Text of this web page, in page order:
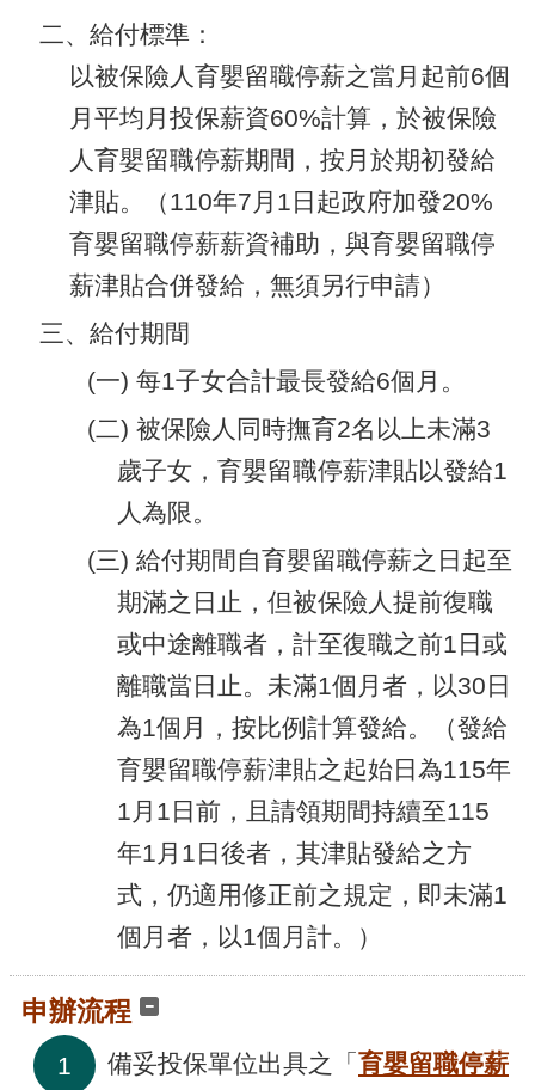
二、給付標準：
以被保險人育嬰留職停薪之當月起前6個
月平均月投保薪資60%計算，於被保險
人育嬰留職停薪期間，按月於期初發給
津貼。（110年7月1日起政府加發20%
育嬰留職停薪薪資補助，與育嬰留職停
薪津貼合併發給，無須另行申請）
三、給付期間
(一) 每1子女合計最長發給6個月。
(二) 被保險人同時撫育2名以上未滿3
歲子女，育嬰留職停薪津貼以發給1
人為限。
(三) 給付期間自育嬰留職停薪之日起至
期滿之日止，但被保險人提前復職
或中途離職者，計至復職之前1日或
離職當日止。未滿1個月者，以30日
為1個月，按比例計算發給。（發給
育嬰留職停薪津貼之起始日為115年
1月1日前，且請領期間持續至115
年1月1日後者，其津貼發給之方
式，仍適用修正前之規定，即未滿1
個月者，以1個月計。）
申辦流程
1 備妥投保單位出具之「 育嬰留職停薪